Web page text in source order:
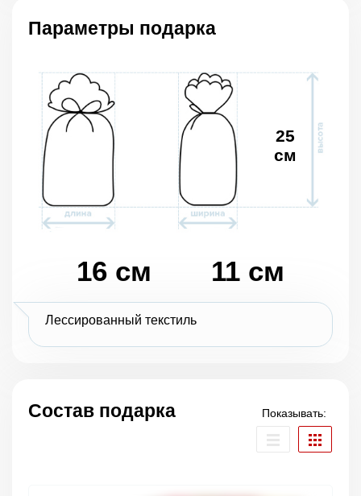
Параметры подарка
16 см 11 см
25
см
Лессированный текстиль
Состав подарка Показывать: